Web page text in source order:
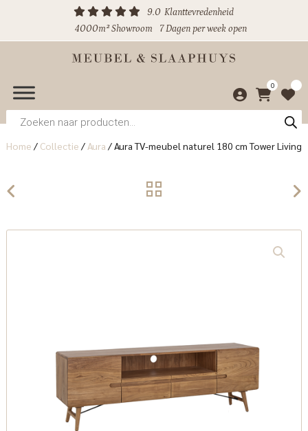
9.0 Klanttevredenheid
4000m² Showroom
7 Dagen per week open
0
Producten
zoeken
Home / Collectie / Aura /Aura TV-meubel naturel 180 cm Tower Living